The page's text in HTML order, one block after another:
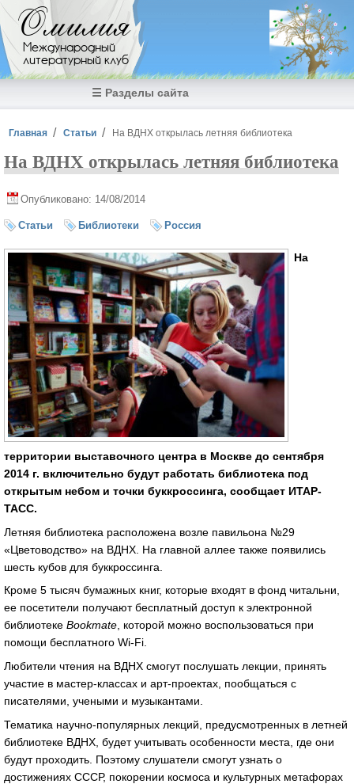
Перейти к основному содержанию
Омилия
Международный
литературный клуб
☰ Разделы сайта
Вы здесь
Главная Статьи На ВДНХ открылась летняя библиотека
На ВДНХ открылась летняя библиотека
Опубликовано: 14/08/2014
Статьи Библиотеки Россия
На
территории выставочного центра в Москве до сентября
2014 г. включительно будут работать библиотека под
открытым небом и точки буккроссинга, сообщает ИТАР-
ТАСС.
Летняя библиотека расположена возле павильона №29
«Цветоводство» на ВДНХ. На главной аллее также появились
шесть кубов для буккроссинга.
Кроме 5 тысяч бумажных книг, которые входят в фонд читальни,
ее посетители получают бесплатный доступ к электронной
библиотеке Bookmate, которой можно воспользоваться при
помощи бесплатного Wi-Fi.
Любители чтения на ВДНХ смогут послушать лекции, принять
участие в мастер-классах и арт-проектах, пообщаться с
писателями, учеными и музыкантами.
Тематика научно-популярных лекций, предусмотренных в летней
библиотеке ВДНХ, будет учитывать особенности места, где они
будут проходить. Поэтому слушатели смогут узнать о
достижениях СССР, покорении космоса и культурных метафорах